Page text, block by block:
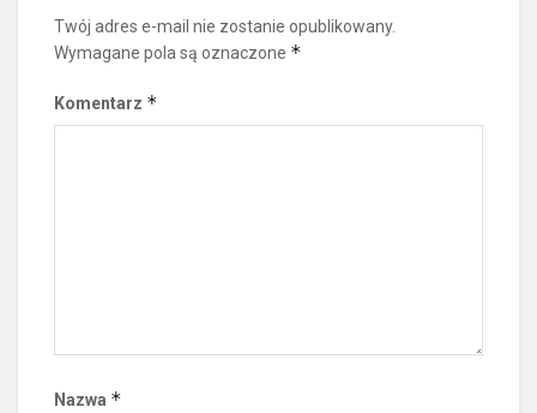
Twój adres e-mail nie zostanie opublikowany.
Wymagane pola są oznaczone *
Komentarz *
Nazwa *